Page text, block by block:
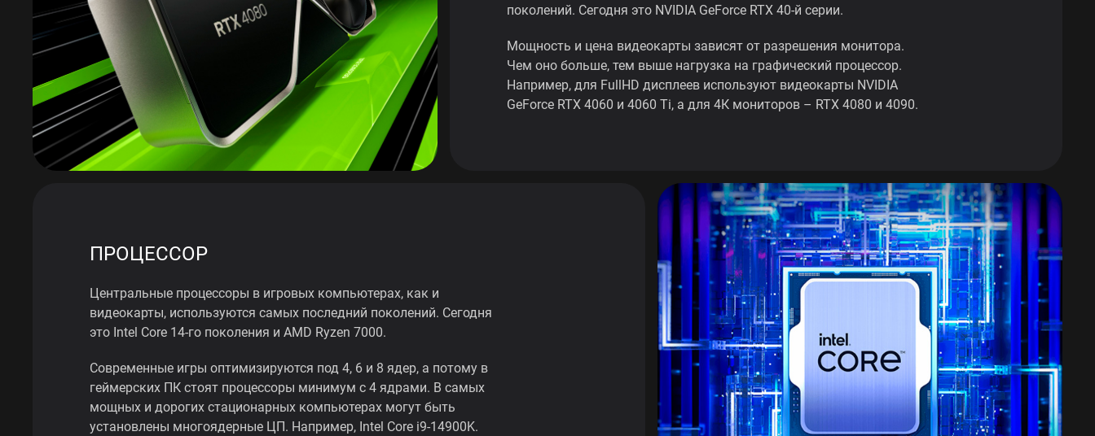
поколений. Сегодня это NVIDIA GeForce RTX 40-й серии.
Мощность и цена видеокарты зависят от разрешения монитора.
Чем оно больше, тем выше нагрузка на графический процессор.
Например, для FullHD дисплеев используют видеокарты NVIDIA
GeForce RTX 4060 и 4060 Ti, а для 4К мониторов – RTX 4080 и 4090.
ПРОЦЕССОР
Центральные процессоры в игровых компьютерах, как и
видеокарты, используются самых последний поколений. Сегодня
это Intel Core 14-го поколения и AMD Ryzen 7000.
Современные игры оптимизируются под 4, 6 и 8 ядер, а потому в
геймерских ПК стоят процессоры минимум с 4 ядрами. В самых
мощных и дорогих стационарных компьютерах могут быть
установлены многоядерные ЦП. Например, Intel Core i9-14900K.